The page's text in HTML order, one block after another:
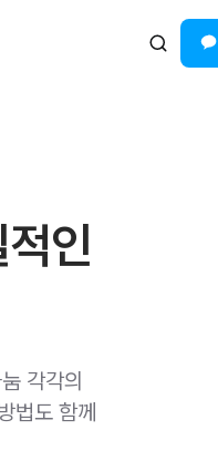
인
각각의
법도 함께